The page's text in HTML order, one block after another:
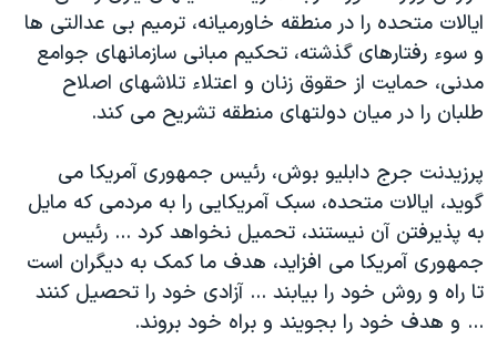
ايالات متحده را در منطقه خاورميانه، ترميم بی عدالتی ها
و سوء رفتارهای گذشته، تحکيم مبانی سازمانهای جوامع
مدنی، حمايت از حقوق زنان و اعتلاء تلاشهای اصلاح
طلبان را در ميان دولتهای منطقه تشريح می کند.
پرزيدنت جرج دابليو بوش، رئيس جمهوری آمريکا می
گويد، ايالات متحده، سبک آمريکايی را به مردمی که مايل
به پذيرفتن آن نيستند، تحميل نخواهد کرد ... رئيس
جمهوری آمريکا می افزايد، هدف ما کمک به ديگران است
تا راه و روش خود را بيابند ... آزادی خود را تحصيل کنند
... و هدف خود را بجويند و براه خود بروند.